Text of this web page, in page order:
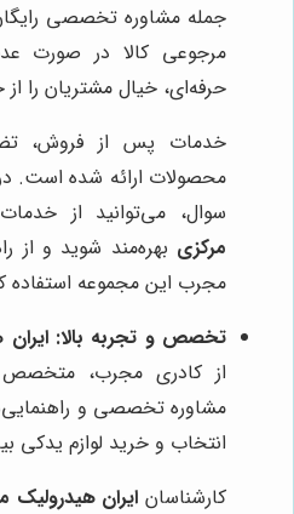
جمله مشاوره تخصصی
مرجوعی کالا در صورت
حرفه‌ای، خیال مشتریان را
خدمات پس از فروش،
محصولات ارائه شده است.
سوال، می‌توانید از
مرکزی بهره‌مند شوید و از
مجرب این مجموعه استفاده
تخصص و تجربه بالا:
از کادری مجرب، متخصص
مشاوره تخصصی و
انتخاب و خرید لوازم یدکی
کارشناسان ایران هیدرولیک